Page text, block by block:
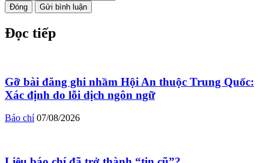
Đóng Gửi bình luận
Đọc tiếp
Gỡ bài đăng ghi nhầm Hội An thuộc Trung Quốc:
Xác định do lỗi dịch ngôn ngữ
Báo chí 07/08/2026